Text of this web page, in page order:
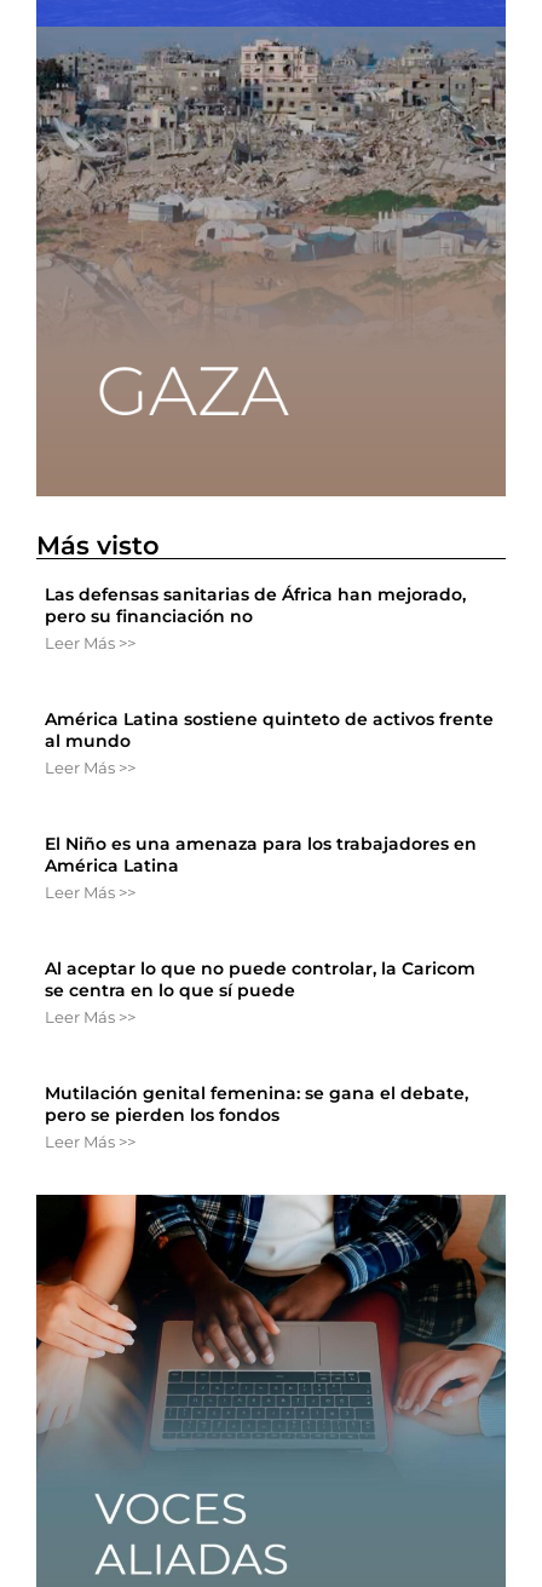
Más visto
Las defensas sanitarias de África han mejorado,
pero su financiación no
Leer Más >>
América Latina sostiene quinteto de activos frente
al mundo
Leer Más >>
El Niño es una amenaza para los trabajadores en
América Latina
Leer Más >>
Al aceptar lo que no puede controlar, la Caricom
se centra en lo que sí puede
Leer Más >>
Mutilación genital femenina: se gana el debate,
pero se pierden los fondos
Leer Más >>